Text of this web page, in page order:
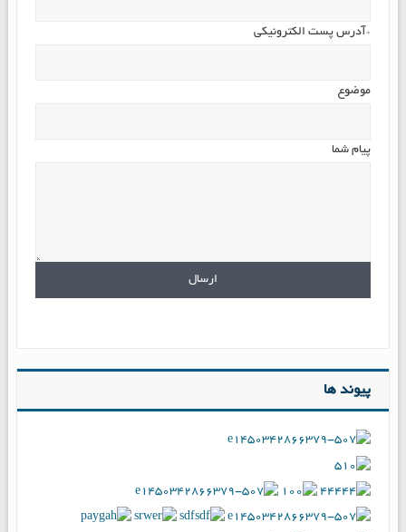
*آدرس پست الکترونیکی
موضوع
پیام شما
پیوند ها